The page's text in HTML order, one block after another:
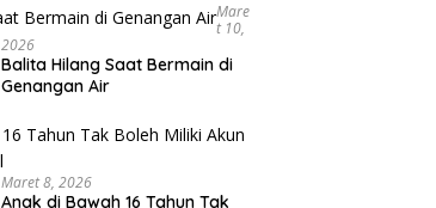
Mare
T 10,
2026
Balita Hilang Saat Bermain di
Genangan Air
Maret 8, 2026
Anak di Bawah 16 Tahun Tak